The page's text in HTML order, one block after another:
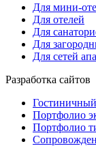
Для мини-
Для отелей
Для
Для
Для сетей
Разработка сайтов
Портфолио
Портфолио